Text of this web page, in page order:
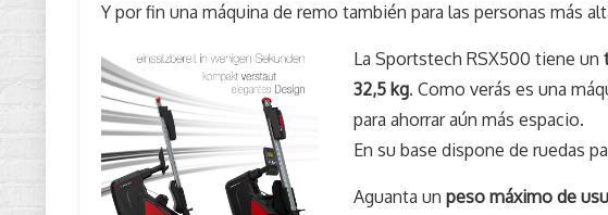
Y por fin una máquina de remo también para las personas más
La Sportstech RSX500 tiene un
32,5 kg. Como verás es una
para ahorrar aún más espacio.
En su base dispone de ruedas
Aguanta un peso máximo de